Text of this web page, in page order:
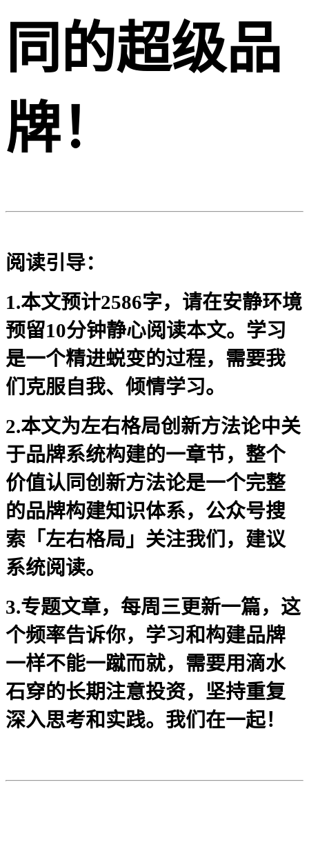
同的超级品
牌！
阅读引导：
1.本文预计2586字，请在安静环境
预留10分钟静心阅读本文。学习
是一个精进蜕变的过程，需要我
们克服自我、倾情学习。
2.本文为左右格局创新方法论中关
于品牌系统构建的一章节，整个
价值认同创新方法论是一个完整
的品牌构建知识体系，公众号搜
索「左右格局」关注我们，建议
系统阅读。
3.专题文章，每周三更新一篇，这
个频率告诉你，学习和构建品牌
一样不能一蹴而就，需要用滴水
石穿的长期注意投资，坚持重复
深入思考和实践。我们在一起！